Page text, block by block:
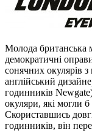
Молода британська
демократичні
сонячних окулярів
англійський
годинників
окуляри, які могли б
Скориставшись
годинників, він